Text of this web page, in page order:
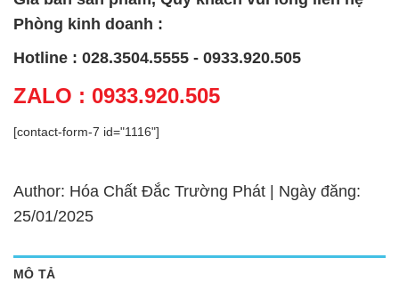
Phòng kinh doanh :
Hotline : 028.3504.5555 - 0933.920.505
ZALO : 0933.920.505
[contact-form-7 id="1116"]
Author: Hóa Chất Đắc Trường Phát | Ngày đăng:
25/01/2025
MÔ TẢ